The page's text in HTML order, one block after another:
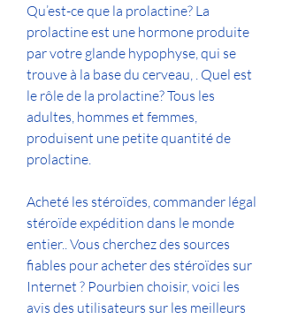
Qu’est-ce que la prolactine? La
prolactine est une hormone produite
par votre glande hypophyse, qui se
trouve à la base du cerveau, . Quel est
le rôle de la prolactine? Tous les
adultes, hommes et femmes,
produisent une petite quantité de
prolactine.
Acheté les stéroïdes, commander légal
stéroïde expédition dans le monde
entier.. Vous cherchez des sources
fiables pour acheter des stéroïdes sur
Internet ? Pourbien choisir, voici les
avis des utilisateurs sur les meilleurs